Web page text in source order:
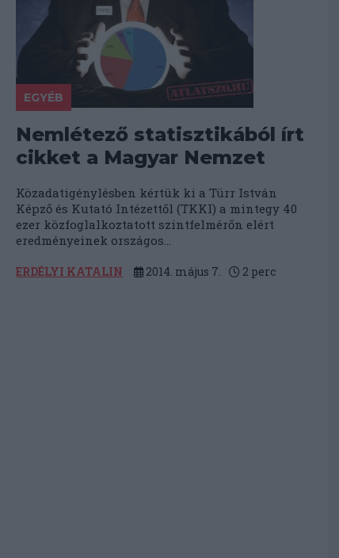
EGYÉB
Nemlétező statisztikából írt
cikket a Magyar Nemzet
Közadatigénylésben kértük ki a Türr István
Képző és Kutató Intézettől (TKKI) a mintegy 40
ezer közfoglalkoztatott szintfelmérőn elért
eredményeinek országos...
ERDÉLYI KATALIN 2014. május 7. 2 perc